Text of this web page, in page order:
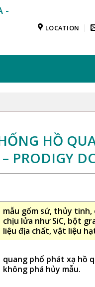
-
LOCATION
HỒ
PRODIGY
mẫu gốm sứ, thủy
chịu lửa như SiC, bột
liệu địa chất, vật liệu
quang phổ phát xạ hồ
không phá hủy mẫu.